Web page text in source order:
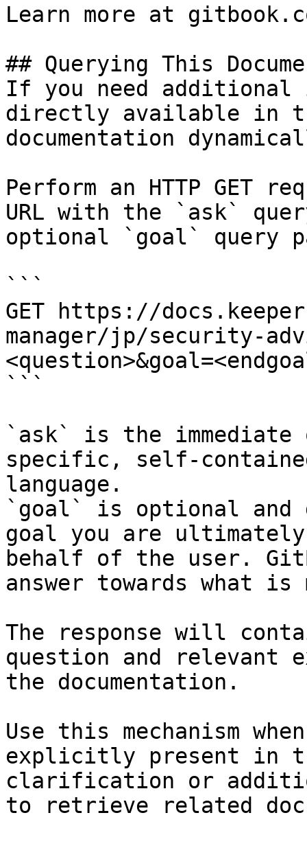
Learn more at
## Querying This
If you need
directly available in
documentation
Perform an HTTP GET
URL with the `ask`
optional `goal` query
```
GET https://
manager/jp/security-
```
`ask` is the
specific, self-
language.
`goal` is optional and
goal you are
behalf of the user.
answer towards what
The response will
question and relevant
the documentation.
Use this mechanism
explicitly present in
clarification or